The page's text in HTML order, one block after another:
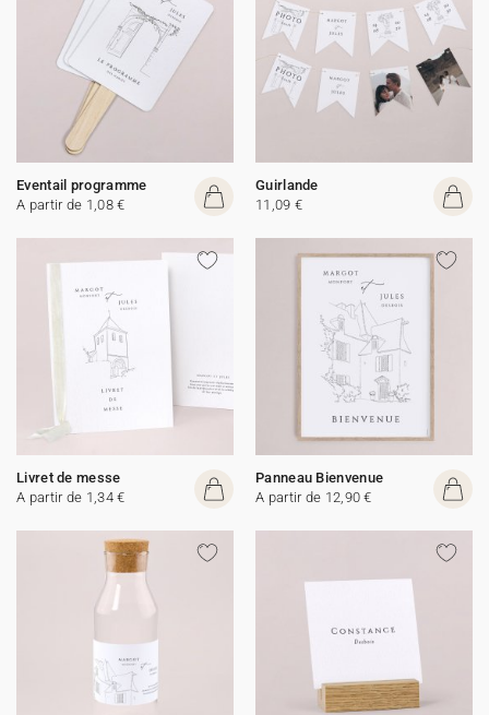
Eventail programme
A partir de 1,08 €
Guirlande
11,09 €
Livret de messe
A partir de 1,34 €
Panneau Bienvenue
A partir de 12,90 €